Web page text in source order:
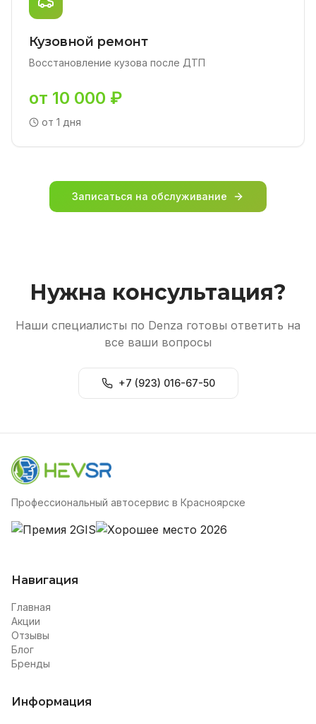
Кузовной ремонт
Восстановление кузова после ДТП
от 10 000 ₽
от 1 дня
Записаться на обслуживание
Нужна консультация?
Наши специалисты по Denza готовы ответить на
все ваши вопросы
+7 (923) 016-67-50
Профессиональный автосервис в Красноярске
Навигация
Главная
Акции
Отзывы
Блог
Бренды
Информация